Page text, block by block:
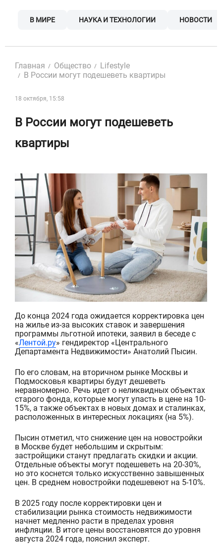
В МИРЕ НАУКА И ТЕХНОЛОГИИ НОВОСТИ
Главная Общество
Lifestyle
В России могут подешеветь квартиры
18 октября, 15:58
В России могут подешеветь
квартиры
До конца 2024 года ожидается корректировка цен
на жилье из-за высоких ставок и завершения
программы льготной ипотеки, заявил в беседе с
«Лентой.ру» гендиректор «Центрального
Департамента Недвижимости» Анатолий Пысин.
По его словам, на вторичном рынке Москвы и
Подмосковья квартиры будут дешеветь
неравномерно. Речь идет о неликвидных объектах
старого фонда, которые могут упасть в цене на 10-
15%, а также объектах в новых домах и сталинках,
расположенных в интересных локациях (на 5%).
Пысин отметил, что снижение цен на новостройки
в Москве будет небольшим и скрытым:
застройщики станут предлагать скидки и акции.
Отдельные объекты могут подешеветь на 20-30%,
но это коснется только искусственно завышенных
цен. В среднем новостройки подешевеют на 5-10%.
В 2025 году после корректировки цен и
стабилизации рынка стоимость недвижимости
начнет медленно расти в пределах уровня
инфляции. В итоге цены восстановятся до уровня
августа 2024 года, пояснил эксперт.